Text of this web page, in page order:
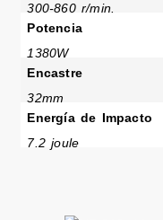
300-860 r/min.
Potencia
1380W
Encastre
32mm
Energía de Impacto
7.2 joule